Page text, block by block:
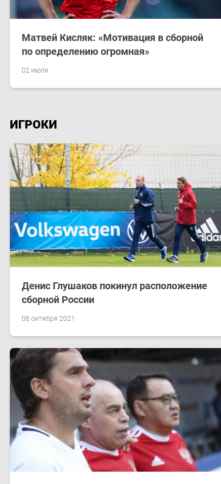
02 июля
Матвей Кисляк: «Мотивация в сборной
по определению огромная»
ИГРОКИ
06 октября 2021
Денис Глушаков покинул расположение
сборной России